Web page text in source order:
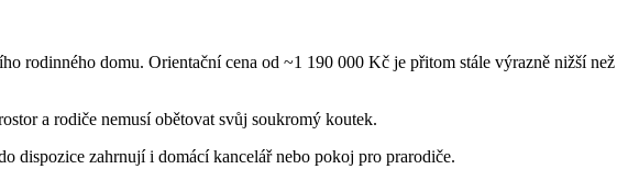
rodinného domu. Orientační cena od ~1 190 000 Kč je přitom stále výrazně nižší než
a rodiče nemusí obětovat svůj soukromý koutek.
dispozice zahrnují i domácí kancelář nebo pokoj pro prarodiče.